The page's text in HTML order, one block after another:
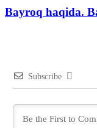
Bayroq haqida.
Subscribe